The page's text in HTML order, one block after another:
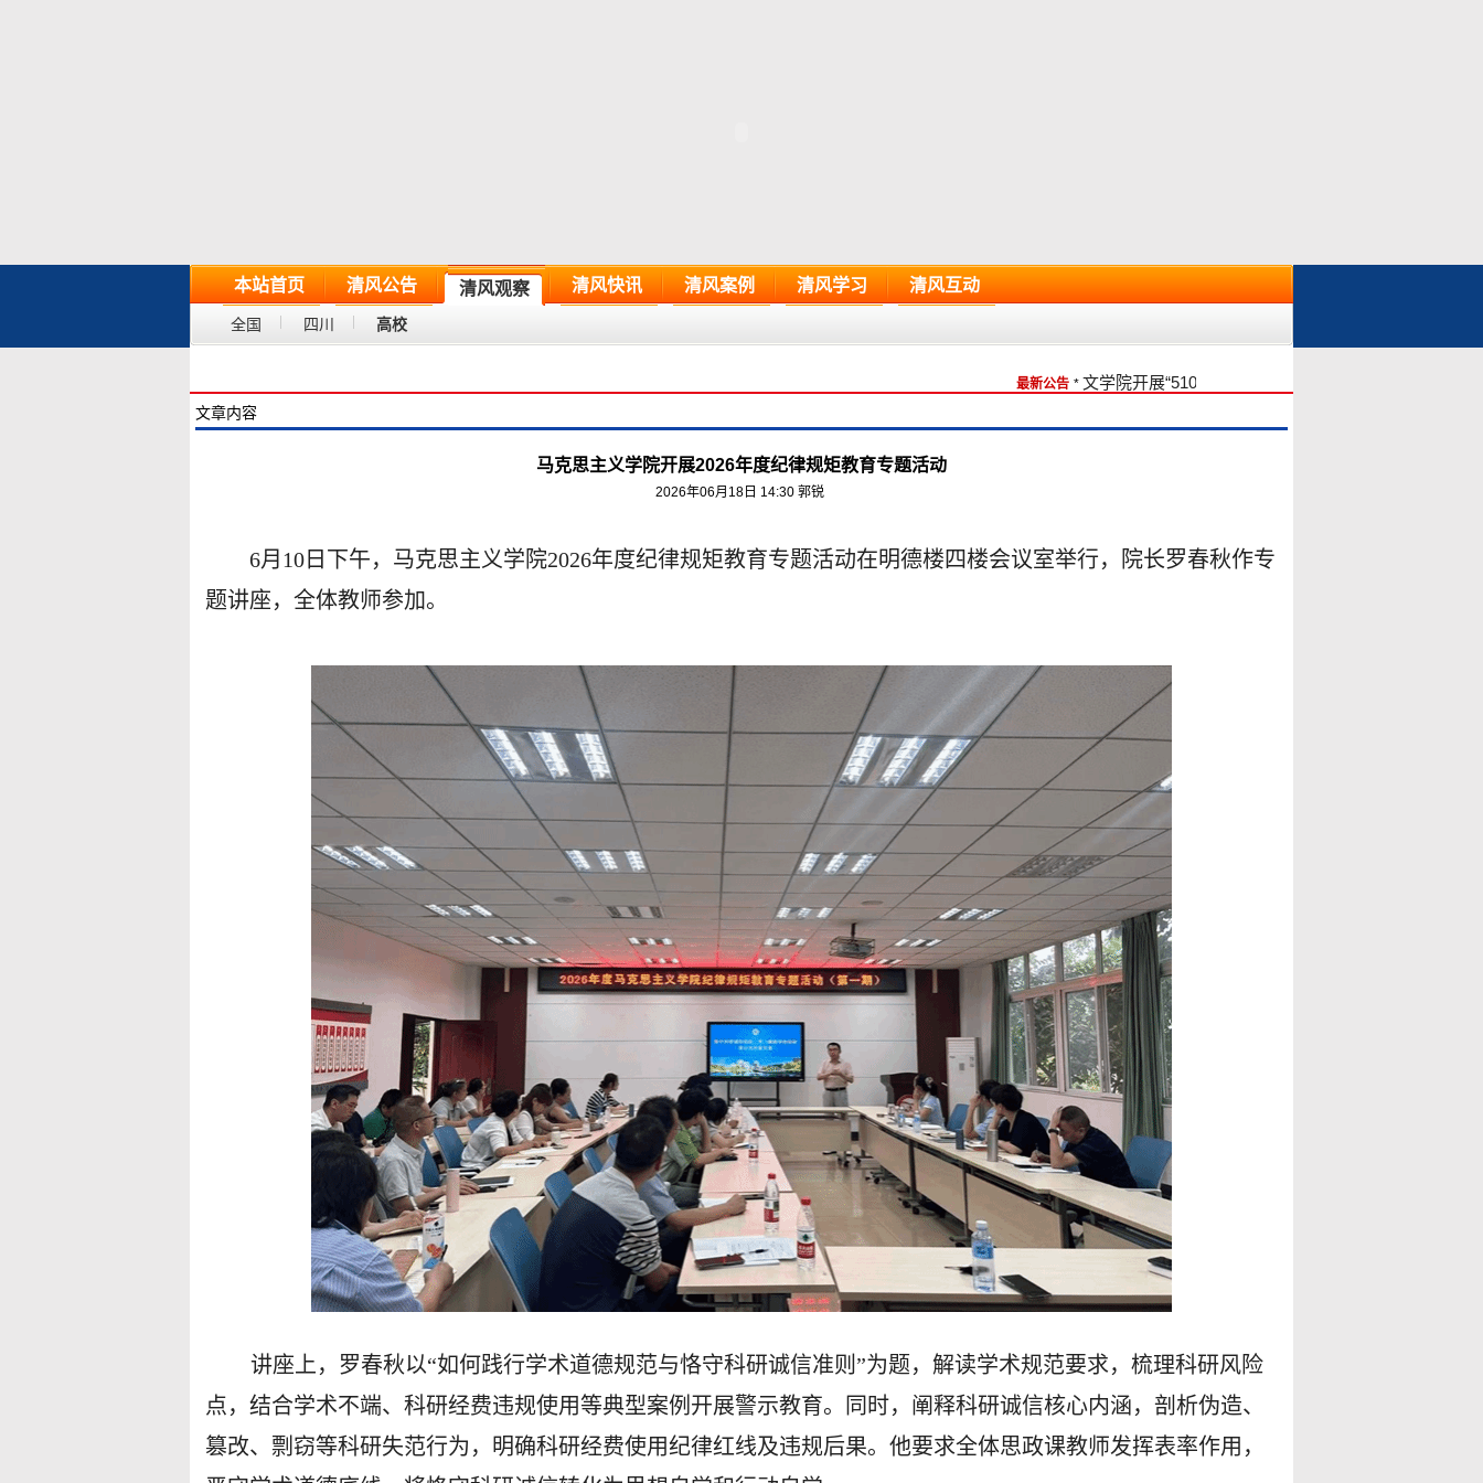
本站首页 清风公告 清风观察 清风快讯 清风案例 清风学习 清风互动
全国 四川 高校
最新公告 * 文学院开展“510(我要廉)” 《廉洁·传统·本色》主题教育
文章内容
马克思主义学院开展2026年度纪律规矩教育专题活动
2026年06月18日 14:30 郭锐
6月 10 日下午，马克思主义学院2026年度纪律规矩教育专题活动在明德楼四楼会议室举行，院长罗春秋作专
题讲座，全体教师参加。
讲座上，罗春秋以“如何践行学术道德规范与恪守科研诚信准则 ”为题，解读学术规范要求，梳理科研风险
点，结合学术不端、科研经费违规使用等典型案例开展警示教育。同时，阐释科研诚信核心内涵，剖析伪造、
篡改、剽窃等科研失范行为，明确科研经费使用纪律红线及违规后果。他要求全体思政课教师发挥表率作用，